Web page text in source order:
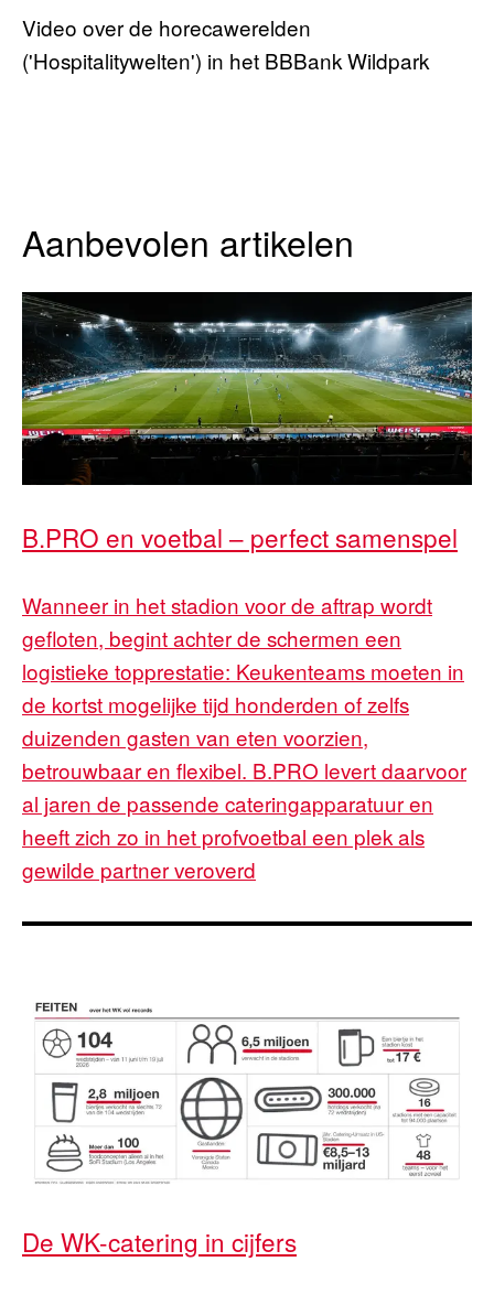
Video over de horecawerelden
('Hospitalitywelten') in het BBBank Wildpark
Aanbevolen artikelen
B.PRO en voetbal – perfect samenspel
Wanneer in het stadion voor de aftrap wordt
gefloten, begint achter de schermen een
logistieke topprestatie: Keukenteams moeten in
de kortst mogelijke tijd honderden of zelfs
duizenden gasten van eten voorzien,
betrouwbaar en flexibel. B.PRO levert daarvoor
al jaren de passende cateringapparatuur en
heeft zich zo in het profvoetbal een plek als
gewilde partner veroverd
De WK-catering in cijfers